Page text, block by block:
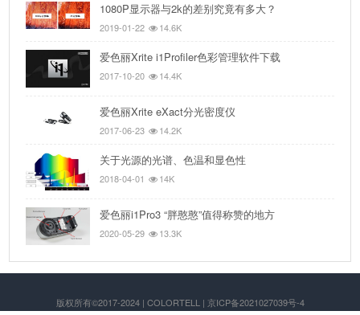
1080P显示器与2k的差别究竟有多大？
2019-01-22 14.6K
爱色丽Xrite i1Profiler色彩管理软件下载
2017-10-20 14.4K
爱色丽Xrite eXact分光密度仪
2017-06-23 14.2K
关于光源的光谱、色温和显色性
2018-04-01 14K
爱色丽i1Pro3 “胖憨憨”值得称赞的地方
2020-05-29 13.3K
版权所有©2017-2024 | COLORTELL | 京ICP备2021027039号-4